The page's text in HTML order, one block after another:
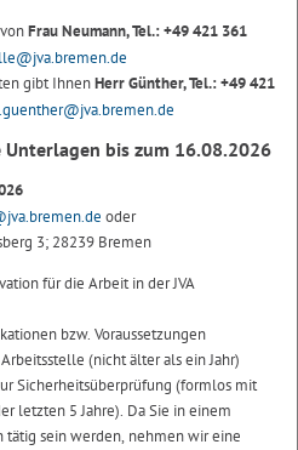
Frau Neumann, Tel.: +49 421 361
gibt IhnenHerr Günther, Tel.: +49 421
bis zum 16.08.2026
oder
3; 28239 Bremen
für die Arbeit in der JVA
bzw. Voraussetzungen
(nicht älter als ein Jahr)
Sicherheitsüberprüfung (formlos mit
letzten 5 Jahre). Da Sie in einem
tätig sein werden, nehmen wir eine